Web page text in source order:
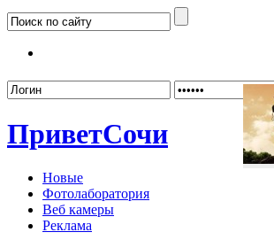
ПриветСочи
Новые
Фотолаборатория
Веб камеры
Реклама